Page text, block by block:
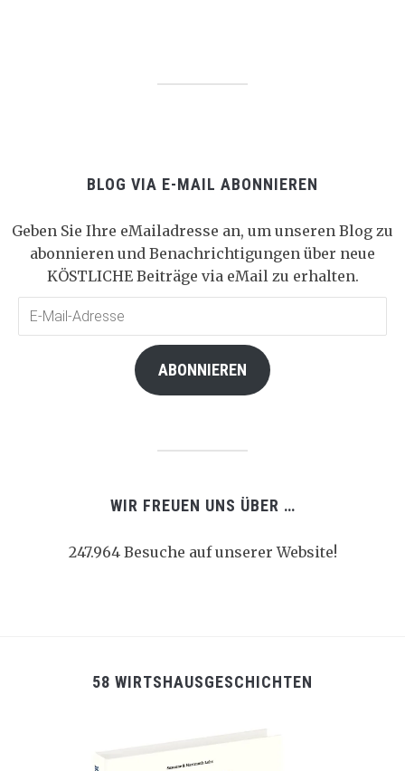
BLOG VIA E-MAIL ABONNIEREN
Geben Sie Ihre eMailadresse an, um unseren Blog zu
abonnieren und Benachrichtigungen über neue
KÖSTLICHE Beiträge via eMail zu erhalten.
ABONNIEREN
WIR FREUEN UNS ÜBER …
247.964 Besuche auf unserer Website!
58 WIRTSHAUSGESCHICHTEN